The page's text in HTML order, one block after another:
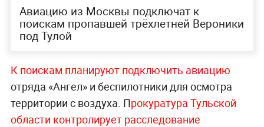
Авиацию из Москвы подключат к
поискам пропавшей трёхлетней Вероники
под Тулой
К поискам планируют подключить авиацию
отряда «Ангел» и беспилотники для осмотра
территории с воздуха. Прокуратура Тульской
области контролирует расследование